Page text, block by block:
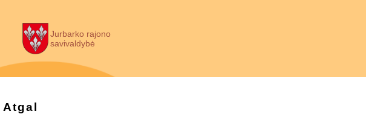
Jurbarko rajono
savivaldybė
Atgal